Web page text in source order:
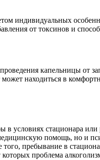
индивидуальных
от токсинов и
капельницы от
находиться в
стационара
помощь, но и
пребывание в
проблема